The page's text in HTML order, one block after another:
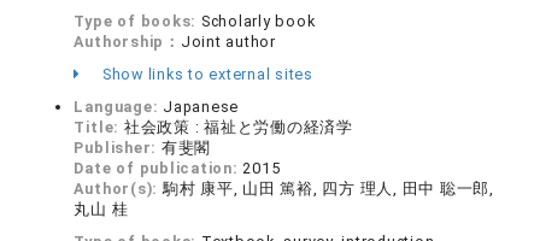
Type of books: Scholarly book
Authorship： Joint author
Show links to external sites
Language: Japanese
Title: 社会政策 : 福祉と労働の経済学
Publisher: 有斐閣
Date of publication:2015
Author(s):駒村 康平, 山田 篤裕, 四方 理人, 田中 聡一郎,
丸山 桂